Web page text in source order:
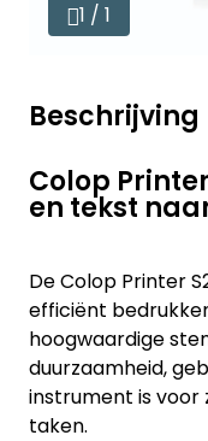
1 / 1
Beschrijving
Colop
en tekst
De Colop Printer
efficiënt
hoogwaardige
duurzaamheid,
instrument is voor
taken.